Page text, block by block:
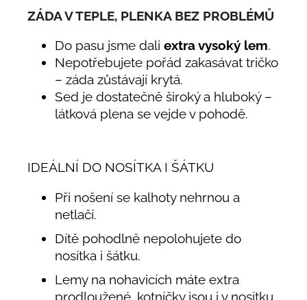
ZÁDA V TEPLE, PLENKA BEZ PROBLÉMŮ
Do pasu jsme dali extra vysoký lem.
Nepotřebujete pořád zakasávat tričko
– záda zůstávají krytá.
Sed je dostatečně široký a hluboký –
látková plena se vejde v pohodě.
IDEÁLNÍ DO NOSÍTKA I ŠÁTKU
Při nošení se kalhoty nehrnou a
netlačí.
Dítě pohodlně nepolohujete do
nosítka i šátku.
Lemy na nohavicích máte extra
prodloužené, kotníčky jsou i v nosítku